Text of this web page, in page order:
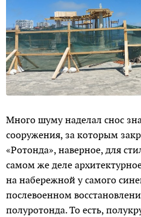
Много шуму наделал снос
сооружения, за которым
«Ротонда», наверное, для
самом же деле
на набережной у самого
послевоенном
полуротонда. То есть,